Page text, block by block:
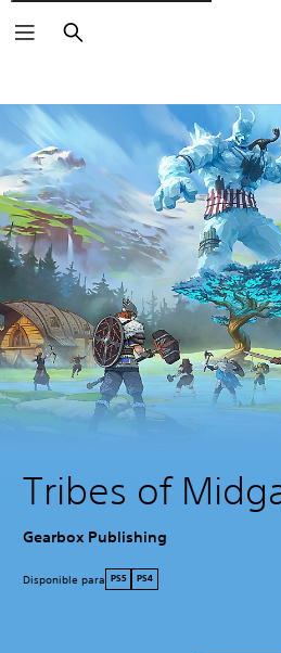
Buscar
Tribes of
Gearbox Publishing
Disponible para PS5 PS4